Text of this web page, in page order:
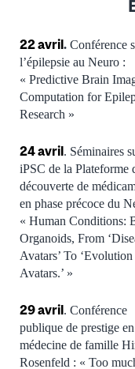
22 avril. Conférence
l’épilepsie au Neuro :
« Predictive Brain
Computation for
Research »
24 avril. Séminaires
iPSC de la Plateforme
découverte de
en phase précoce du
« Human Conditions:
Organoids, From
Avatars’ To ‘Evolution
Avatars.’ »
29 avril. Conférence
publique de prestige en
médecine de famille
Rosenfeld : « Too